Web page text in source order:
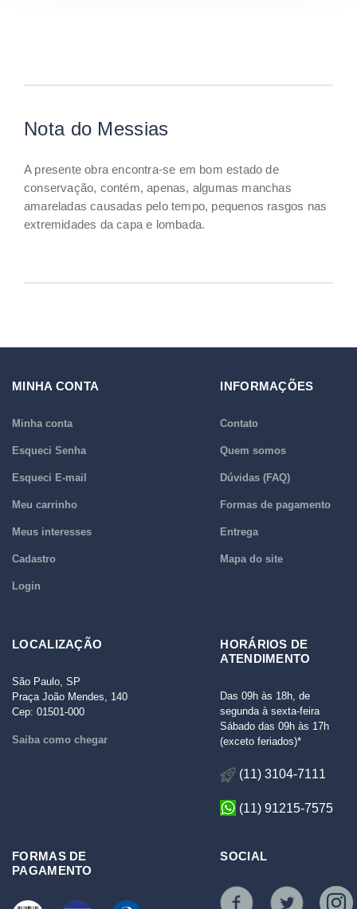
Nota do Messias
A presente obra encontra-se em bom estado de
conservação, contém, apenas, algumas manchas
amareladas causadas pelo tempo, pequenos rasgos nas
extremidades da capa e lombada.
MINHA CONTA
Minha conta
Esqueci Senha
Esqueci E-mail
Meu carrinho
Meus interesses
Cadastro
Login
INFORMAÇÕES
Contato
Quem somos
Dúvidas (FAQ)
Formas de pagamento
Entrega
Mapa do site
LOCALIZAÇÃO
São Paulo, SP
Praça João Mendes, 140
Cep: 01501-000
Saiba como chegar
HORÁRIOS DE
ATENDIMENTO
Das 09h às 18h, de
segunda à sexta-feira
Sábado das 09h às 17h
(exceto feriados)*
(11) 3104-7111
(11) 91215-7575
FORMAS DE
PAGAMENTO
SOCIAL